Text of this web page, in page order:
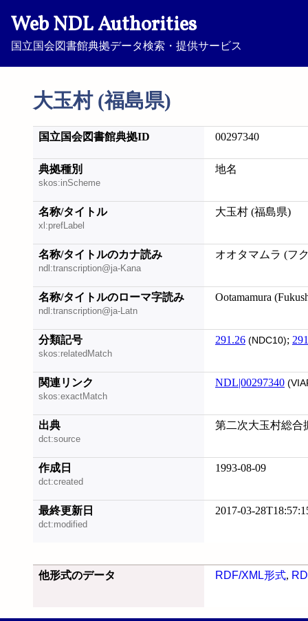
Web NDL Authorities
国立国会図書館典拠データ検索・提供サービス
大玉村 (福島県)
国立国会図書館典拠ID 00297340
典拠種別
skos:inScheme
地名
名称/タイトル
xl:prefLabel
大玉村 (福島県)
名称/タイトルのカナ読み
ndl:transcription@ja-Kana
オオタマムラ (フ
名称/タイトルのローマ字読み
ndl:transcription@ja-Latn
Ootamamura
分類記号
skos:relatedMatch
291.26 (NDC10);
関連リンク
skos:exactMatch
NDL|00297340
出典
dct:source
第二次大玉村総合
作成日
dct:created
1993-08-09
最終更新日
dct:modified
2017-03-
他形式のデータ RDF/XML形式,